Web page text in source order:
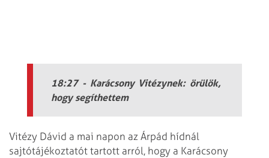
18:27 - Karácsony Vitézynek: örülök,
hogy segíthettem
Vitézy Dávid a mai napon az Árpád hídnál
sajtótájékoztatót tartott arról, hogy a Karácsony